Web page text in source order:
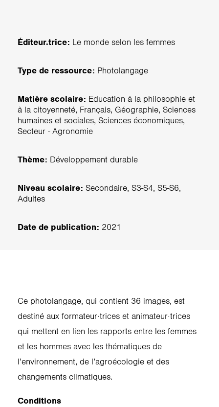
Éditeur.trice: Le monde selon les femmes
Type de ressource: Photolangage
Matière scolaire: Education à la philosophie et
à la citoyenneté, Français, Géographie, Sciences
humaines et sociales, Sciences économiques,
Secteur - Agronomie
Thème: Développement durable
Niveau scolaire: Secondaire, S3-S4, S5-S6,
Adultes
Date de publication: 2021
Ce photolangage, qui contient 36 images, est
destiné aux formateur‧trices et animateur‧trices
qui mettent en lien les rapports entre les femmes
et les hommes avec les thématiques de
l’environnement, de l’agroécologie et des
changements climatiques.
Conditions